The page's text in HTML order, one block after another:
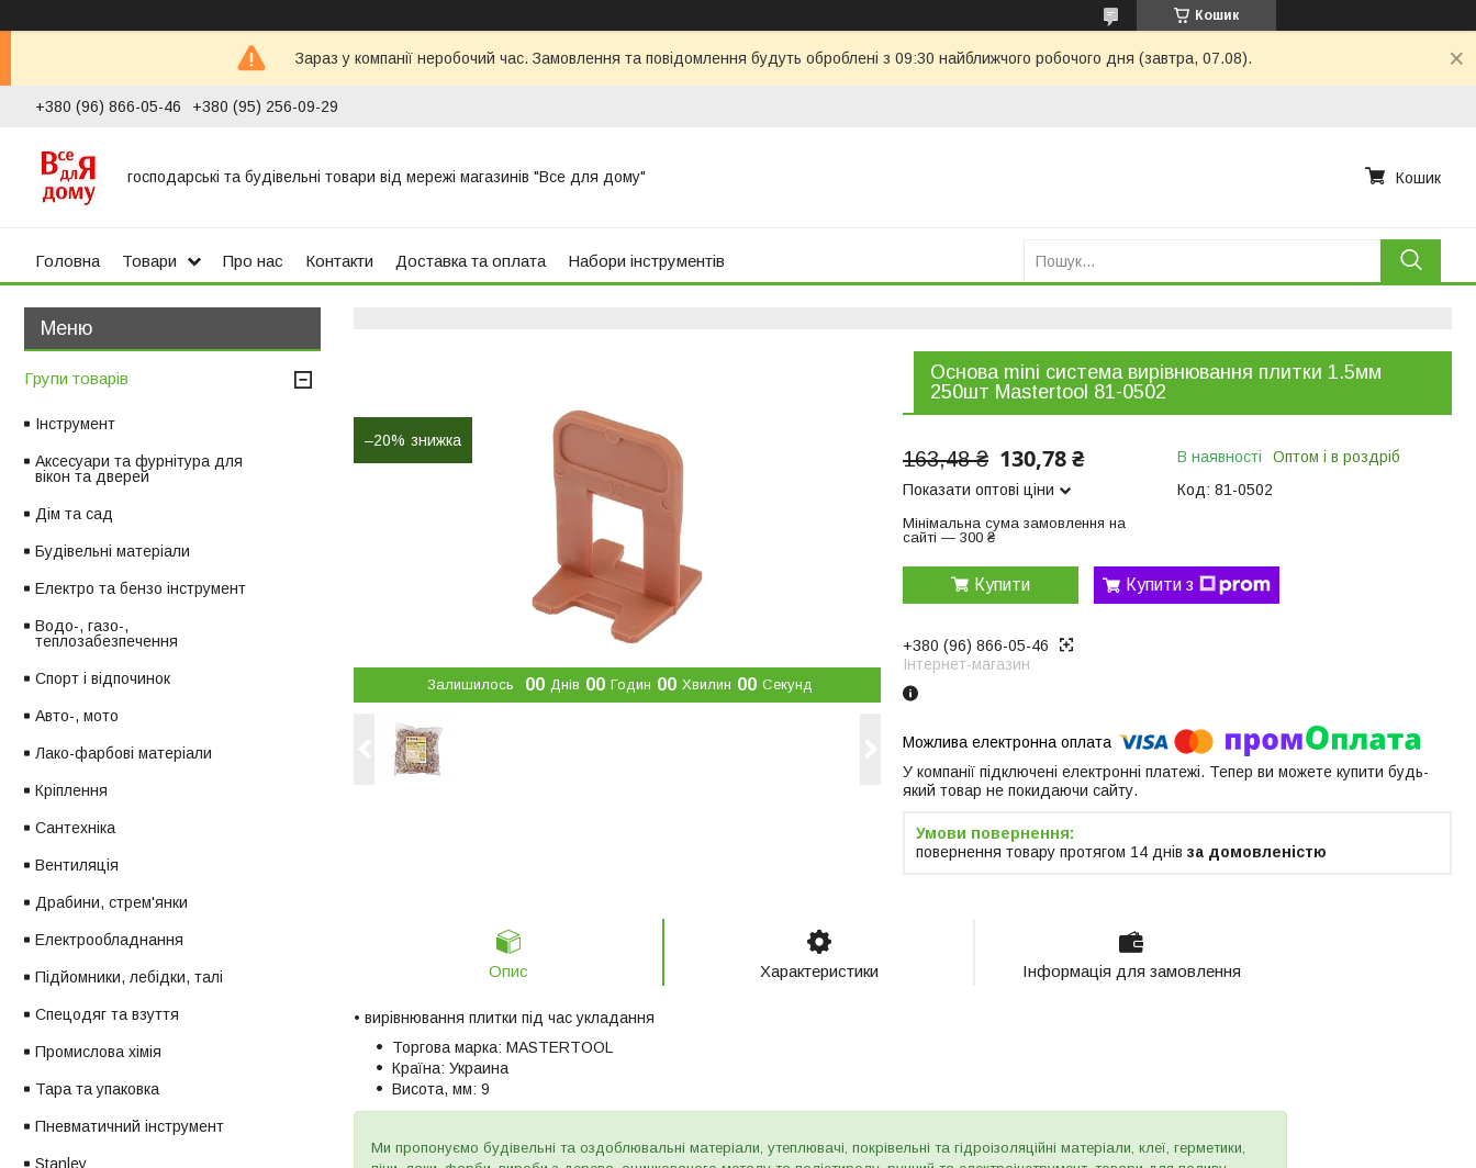
Кошик
Зараз у компанії неробочий час. Замовлення та повідомлення будуть оброблені з 09:30 найближчого робочого дня (завтра, 07.08).
+380 (96) 866-05-46 +380 (95) 256-09-29
господарські та будівельні товари від мережі магазинів "Все для дому" Кошик
Головна Товари Про нас Контакти Доставка та оплата Набори інструментів
–20%
Залишилось 00 Днів 00 Годин 00 Хвилин 00 Секунд
Основа mini система вирівнювання плитки 1.5мм
250шт Mastertool 81-0502
163,48 ₴ 130,78 ₴
Показати оптові ціни
Мінімальна сума замовлення на
сайті — 300 ₴
В наявності
Оптом і в роздріб
Код: 81-0502
Купити Купити з
+380 (96) 866-05-46
Інтернет-магазин
У компанії підключені електронні платежі. Тепер ви можете купити будь-
який товар не покидаючи сайту.
повернення товару протягом 14 днів за домовленістю
Опис Характеристики Інформація для замовлення
• вирівнювання плитки під час укладання
Торгова марка: MASTERTOOL
Країна: Украина
Висота, мм: 9
Ми пропонуємо будівельні та оздоблювальні матеріали, утеплювачі, покрівельні та гідроізоляційні матеріали, клеї, герметики,
Групи товарів
Інструмент
Аксесуари та фурнітура для
вікон та дверей
Дім та сад
Будівельні матеріали
Електро та бензо інструмент
Водо-, газо-,
теплозабезпечення
Спорт і відпочинок
Авто-, мото
Лако-фарбові матеріали
Кріплення
Сантехніка
Вентиляція
Драбини, стрем'янки
Електрообладнання
Підйомники, лебідки, талі
Спецодяг та взуття
Промислова хімія
Тара та упаковка
Пневматичний інструмент
Stanley